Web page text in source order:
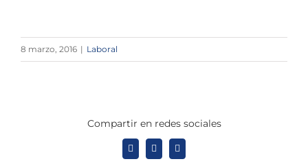
8 marzo, 2016 | Laboral
Compartir en redes sociales
X LinkedInWhatsApp